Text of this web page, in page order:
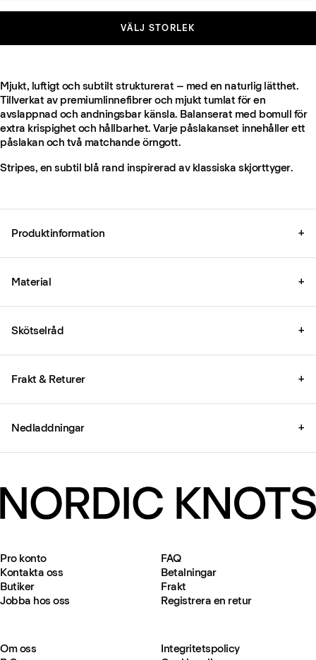
VÄLJ STORLEK
Mjukt, luftigt och subtilt strukturerat – med en naturlig lätthet.
Tillverkat av premiumlinnefibrer och mjukt tumlat för en
avslappnad och andningsbar känsla. Balanserat med bomull för
extra krispighet och hållbarhet. Varje påslakanset innehåller ett
påslakan och två matchande örngott.
Stripes, en subtil blå rand inspirerad av klassiska skjorttyger.
Produktinformation +
Material +
Skötselråd +
Frakt & Returer +
Nedladdningar +
Pro konto
Kontakta oss
Butiker
Jobba hos oss
FAQ
Betalningar
Frakt
Registrera en retur
Om oss
Integritetspolicy